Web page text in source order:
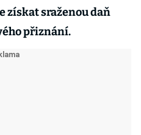
získat sraženou daň
přiznání.